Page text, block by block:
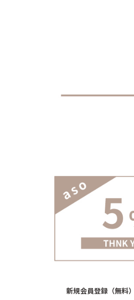
新規会員登録（無料